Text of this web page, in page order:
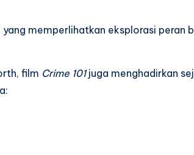
memperlihatkan eksplorasi peran
film Crime 101juga menghadirkan